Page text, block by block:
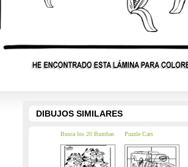
DIBUJOS SIMILARES
Busca los 20 Bumbas Puzzle Cars